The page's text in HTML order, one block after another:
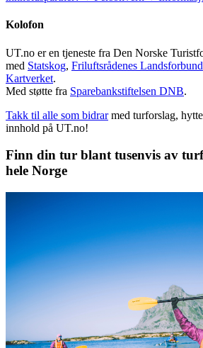
Kolofon
UT.no er en tjeneste fra Den Norske
med Statskog, Friluftsrådenes Landsforbund
Kartverket.
Med støtte fra Sparebankstiftelsen DNB.
Takk til alle som bidrar med turforslag,
innhold på UT.no!
Finn din tur blant tusenvis av
hele Norge